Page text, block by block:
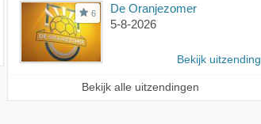
6
De Oranjezomer
5-8-2026
Bekijk uitzending
Bekijk alle uitzendingen